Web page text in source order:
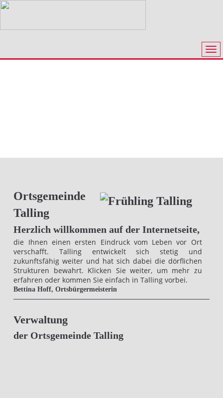
Ortsgemeinde
Talling
Herzlich willkommen auf der Internetseite,
die Ihnen einen ersten Eindruck vom Leben vor Ort
verschafft. Talling entwickelt sich stetig und
zukunftsfähig weiter und hat sich dabei die dörflichen
Strukturen bewahrt. Klicken Sie weiter, um mehr zu
erfahren oder kommen Sie einfach in Talling vorbei.
Bettina Hoff, Ortsbürgermeisterin
Verwaltung
der Ortsgemeinde Talling